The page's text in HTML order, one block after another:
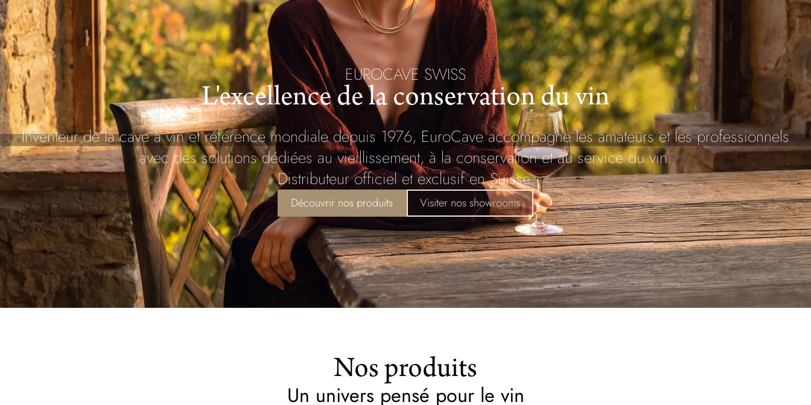
EUROCAVE SWISS
L'excellence de la conservation du vin
Inventeur de la cave à vin et référence mondiale depuis 1976, EuroCave accompagne les amateurs et les professionnels
avec des solutions dédiées au vieillissement, à la conservation et au service du vin.
Distributeur officiel et exclusif en Suisse.
Découvrir nos produits Visiter nos showrooms
Nos produits
Un univers pensé pour le vin